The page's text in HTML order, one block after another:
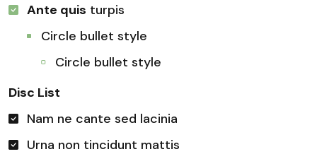
Ante quis turpis
Circle bullet style
Circle bullet style
Disc List
Nam ne cante sed lacinia
Urna non tincidunt mattis